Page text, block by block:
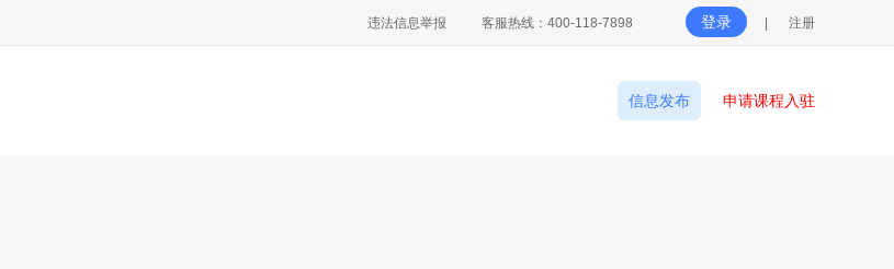
违法信息举报 客服热线：400-118-7898 登录 注册
信息发布 申请课程入驻